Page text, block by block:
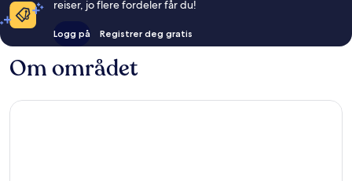
reiser, jo flere fordeler får du!
Logg på Registrer deg gratis
Om området